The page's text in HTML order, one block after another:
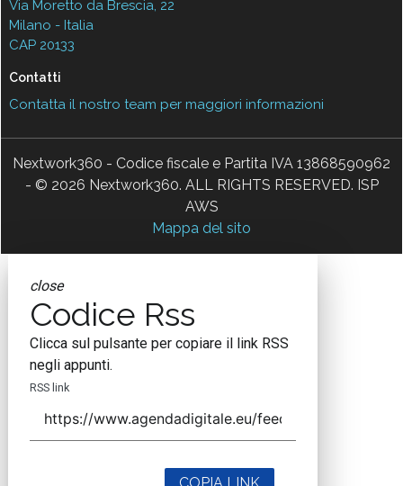
Via Moretto da Brescia, 22
Milano - Italia
CAP 20133
Contatti
Contatta il nostro team per maggiori informazioni
Nextwork360 - Codice fiscale e Partita IVA 13868590962
- © 2026 Nextwork360. ALL RIGHTS RESERVED. ISP
AWS
Mappa del sito
close
Codice Rss
Clicca sul pulsante per copiare il link RSS
negli appunti.
RSS link
COPIA LINK